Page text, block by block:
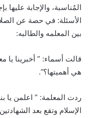
المُناسبة، والإجابة
الأسئلة: في حصة عن
بين المعلمه والطالبه:
قالت أسماء: ” أخبرينا يا
هي أهميتها؟”.
ردت المعلمة: ” اعلمن يا
الإسلام وتقع بعد